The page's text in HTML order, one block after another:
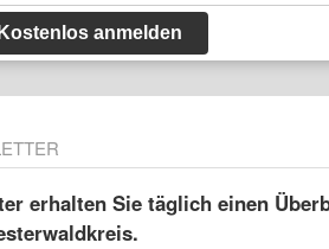
Kostenlos anmelden
erhalten Sie täglich einen